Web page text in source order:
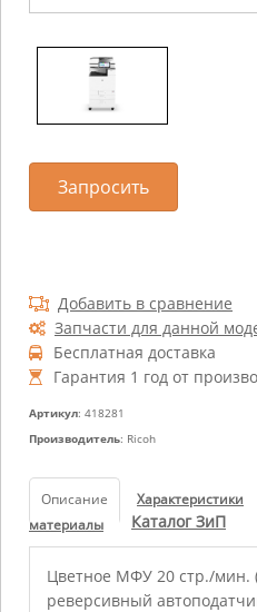
Добавить в сравнение
Запчасти для данной
Бесплатная доставка
Гарантия 1 год от
Артикул: 418281
Производитель: Ricoh
Запросить
Описание Характеристики
материалы
Каталог ЗиП
Цветное МФУ 20 стр./мин.
реверсивный